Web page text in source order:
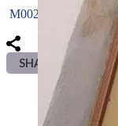
M002090
SHARE